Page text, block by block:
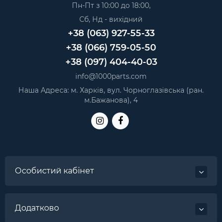
Honor 7C роз`єм зарядки High Copy micro-USB для
— 9 грн.
Honor 7X роз`єм зарядки High Copy micro-USB для
— 9 грн.
Honor 7C роз`єм зарядки micro-USB для смартфона
Meizu M5C (M710H) роз`єм зарядки micro-USB для
телефона— 10 грн.
Пн-Пт з 10:00 до 18:00,
Сб, Нд - вихідний
+38 (063) 927-55-33
+38 (066) 759-05-50
+38 (097) 404-40-03
info@1000parts.com
Наша Адреса: м. Харків, вул. Чорноглазівська (ран.
м.Бажанова), 4
Особистий кабінет
Додатково